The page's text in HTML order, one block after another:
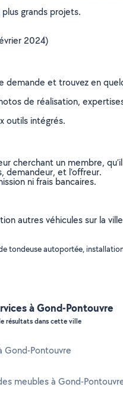
grands projets.
2024)
et trouvez en
de réalisation,
outils intégrés.
cherchant un membre,
demandeur, et l’offreur.
ni frais bancaires.
autres véhicules sur la
tondeuse autoportée,
à Gond-Pontouvre
résultats dans cette ville
Gond-Pontouvre
meubles à Gond-